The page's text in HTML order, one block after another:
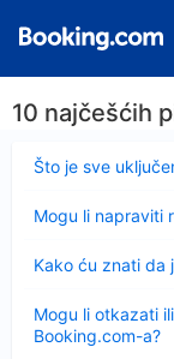
10 najčešćih
Što je sve
Sažeto
Mogu li napraviti
Kako ću znati da
Mogu li otkazati
Booking.com-a?